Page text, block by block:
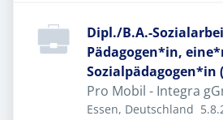
Dipl./B.A.-
Pädagogen*in,
Sozialpädagogen*in
Standort Essen in
Std./Woche) als
Pro Mobil - Integra
Essen, Deutschland